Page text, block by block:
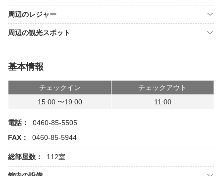
周辺のレジャー
周辺の観光スポット
基本情報
チェックイン
チェックアウト
15:00 〜19:00
11:00
電話：
0460-85-5505
FAX：
0460-85-5944
総部屋数： 112室